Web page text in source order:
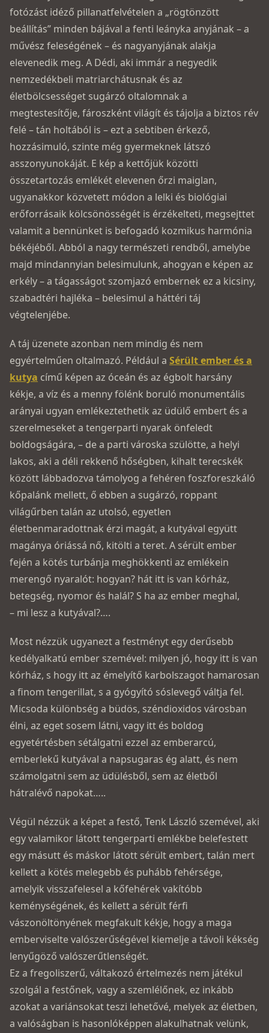
fotózást idéző pillanatfelvételen a „rögtönzött
beállítás” minden bájával a fenti leányka anyjának – a
művész feleségének – és nagyanyjának alakja
elevenedik meg. A Dédi, aki immár a negyedik
nemzedékbeli matriarchátusnak és az
életbölcsességet sugárzó oltalomnak a
megtestesítője, fároszként világít és tájolja a biztos rév
felé – tán holtából is – ezt a sebtiben érkező,
hozzásimuló, szinte még gyermeknek látszó
asszonyunokáját. E kép a kettőjük közötti
összetartozás emlékét elevenen őrzi maiglan,
ugyanakkor közvetett módon a lelki és biológiai
erőforrásaik kölcsönösségét is érzékelteti, megsejttet
valamit a bennünket is befogadó kozmikus harmónia
békéjéből. Abból a nagy természeti rendből, amelybe
majd mindannyian belesimulunk, ahogyan e képen az
erkély – a tágasságot szomjazó embernek ez a kicsiny,
szabadtéri hajléka – belesimul a háttéri táj
végtelenjébe.
A táj üzenete azonban nem mindig és nem
egyértelműen oltalmazó. Például a Sérült ember és a
kutya című képen az óceán és az égbolt harsány
kékje, a víz és a menny fölénk boruló monumentális
arányai ugyan emlékeztethetik az üdülő embert és a
szerelmeseket a tengerparti nyarak önfeledt
boldogságára, – de a parti városka szülötte, a helyi
lakos, aki a déli rekkenő hőségben, kihalt terecskék
között lábbadozva támolyog a fehéren foszforeszkáló
kőpalánk mellett, ő ebben a sugárzó, roppant
világűrben talán az utolsó, egyetlen
életbenmaradottnak érzi magát, a kutyával együtt
magánya óriássá nő, kitölti a teret. A sérült ember
fején a kötés turbánja meghökkenti az emlékein
merengő nyaralót: hogyan? hát itt is van kórház,
betegség, nyomor és halál? S ha az ember meghal,
– mi lesz a kutyával?….
Most nézzük ugyanezt a festményt egy derűsebb
kedélyalkatú ember szemével: milyen jó, hogy itt is van
kórház, s hogy itt az émelyítő karbolszagot hamarosan
a finom tengerillat, s a gyógyító sóslevegő váltja fel.
Micsoda különbség a büdös, széndioxidos városban
élni, az eget sosem látni, vagy itt és boldog
egyetértésben sétálgatni ezzel az emberarcú,
emberlekű kutyával a napsugaras ég alatt, és nem
számolgatni sem az üdülésből, sem az életből
hátralévő napokat…..
Végül nézzük a képet a festő, Tenk László szemével, aki
egy valamikor látott tengerparti emlékbe belefestett
egy másutt és máskor látott sérült embert, talán mert
kellett a kötés melegebb és puhább fehérsége,
amelyik visszafelesel a kőfehérek vakítóbb
keménységének, és kellett a sérült férfi
vászonöltönyének megfakult kékje, hogy a maga
emberviselte valószerűségével kiemelje a távoli kékség
lenyűgöző valószerűtlenségét.
Ez a fregoliszerű, váltakozó értelmezés nem játékul
szolgál a festőnek, vagy a szemlélőnek, ez inkább
azokat a variánsokat teszi lehetővé, melyek az életben,
a valóságban is hasonlóképpen alakulhatnak velünk,